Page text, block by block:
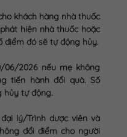
khách hàng nhà thuốc
hiện nhà thuốc hoặc
điểm đó sẽ tự động hủy.
06/2026 nếu mẹ không
tiến hành đổi quà. Số
hủy tự động.
lý/Trình dược viên và
đổi điểm cho người